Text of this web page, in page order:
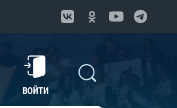
ВОЙТИ